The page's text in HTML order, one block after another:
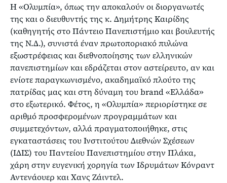
Η «Ολυμπία», όπως την αποκαλούν οι διοργανωτές
της και ο διευθυντής της κ. Δημήτρης Καιρίδης
(καθηγητής στο Πάντειο Πανεπιστήμιο και βουλευτής
της Ν.Δ.), συνιστά έναν πρωτοποριακό πυλώνα
εξωστρέφειας και διεθνοποίησης των ελληνικών
πανεπιστημίων και εδράζεται στον αστείρευτο, αν και
ενίοτε παραγκωνισμένο, ακαδημαϊκό πλούτο της
πατρίδας μας και στη δύναμη του brand «Ελλάδα»
στο εξωτερικό. Φέτος, η «Ολυμπία» περιορίστηκε σε
αριθμό προσφερομένων προγραμμάτων και
συμμετεχόντων, αλλά πραγματοποιήθηκε, στις
εγκαταστάσεις του Ινστιτούτου Διεθνών Σχέσεων
(ΙΔΙΣ) του Παντείου Πανεπιστημίου στην Πλάκα,
χάρη στην ευγενική χορηγία των Ιδρυμάτων Κόνραντ
Αντενάουερ και Χανς Ζάιντελ.